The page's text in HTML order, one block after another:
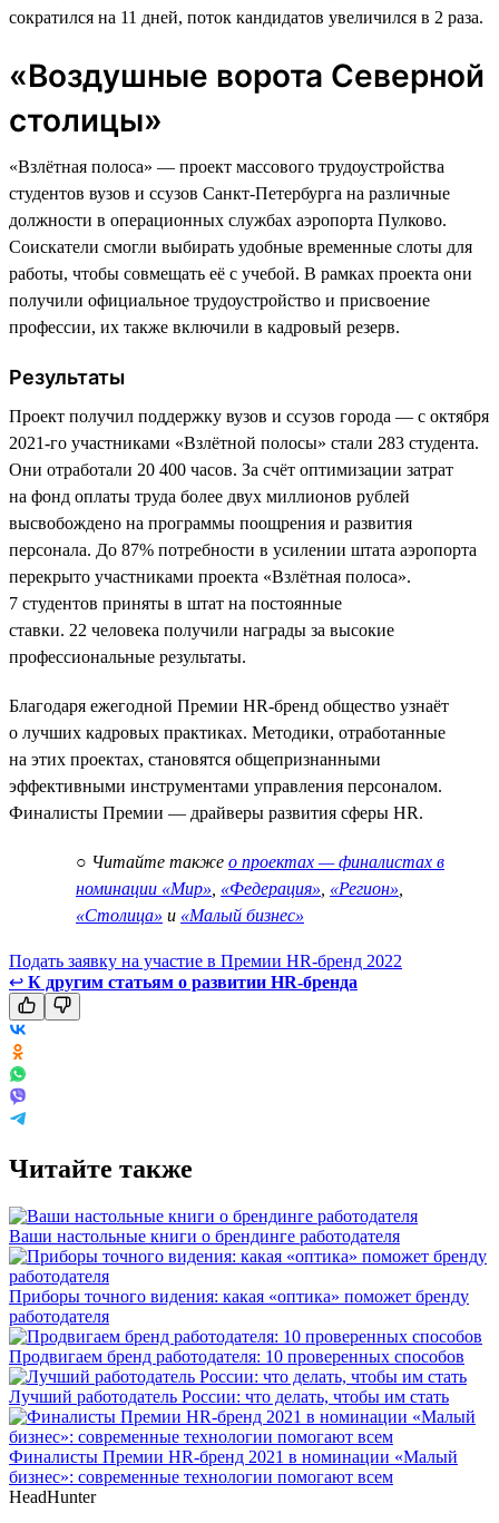
сократился на 11 дней, поток кандидатов увеличился в 2 раза.
«Воздушные ворота Северной
столицы»
«Взлётная полоса» — проект массового трудоустройства
студентов вузов и ссузов Санкт-Петербурга на различные
должности в операционных службах аэропорта Пулково.
Соискатели смогли выбирать удобные временные слоты для
работы, чтобы совмещать её с учебой. В рамках проекта они
получили официальное трудоустройство и присвоение
профессии, их также включили в кадровый резерв.
Результаты
Проект получил поддержку вузов и ссузов города — с октября
2021-го участниками «Взлётной полосы» стали 283 студента.
Они отработали 20 400 часов. За счёт оптимизации затрат
на фонд оплаты труда более двух миллионов рублей
высвобождено на программы поощрения и развития
персонала. До 87% потребности в усилении штата аэропорта
перекрыто участниками проекта «Взлётная полоса».
7 студентов приняты в штат на постоянные
ставки. 22 человека получили награды за высокие
профессиональные результаты.
Благодаря ежегодной Премии HR-бренд общество узнаёт
о лучших кадровых практиках. Методики, отработанные
на этих проектах, становятся общепризнанными
эффективными инструментами управления персоналом.
Финалисты Премии — драйверы развития сферы HR.
○ Читайте также о проектах — финалистах в
номинации «Мир» «Федерация» «Регион»
«Столица» и «Малый бизнес»
Подать заявку на участие в Премии HR-бренд 2022
↩ К другим статьям о развитии HR-бренда
Читайте также
Ваши настольные книги о брендинге работодателя
Приборы точного видения: какая «оптика» поможет бренду
работодателя
Продвигаем бренд работодателя: 10 проверенных способов
Лучший работодатель России: что делать, чтобы им стать
Финалисты Премии HR-бренд 2021 в номинации «Малый
бизнес»: современные технологии помогают всем
HeadHunter